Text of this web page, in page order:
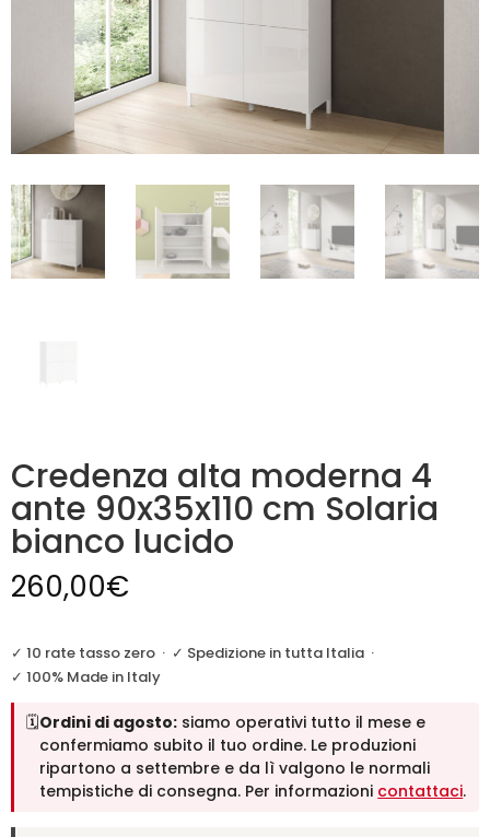
Credenza alta moderna 4
ante 90x35x110 cm Solaria
bianco lucido
260,00€
✓ 10 rate tasso zero · ✓ Spedizione in tutta Italia ·
✓ 100% Made in Italy
🗓️Ordini di agosto: siamo operativi tutto il mese e
confermiamo subito il tuo ordine. Le produzioni
ripartono a settembre e da lì valgono le normali
tempistiche di consegna. Per informazioni contattaci.